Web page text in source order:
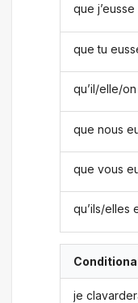
que
que tu
qu’il/elle/
que nous
que vous
qu’ils/elles
je